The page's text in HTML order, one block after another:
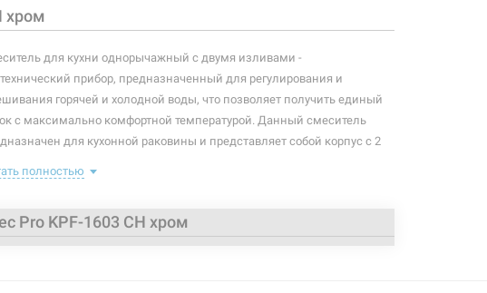
хром
для кухни однорычажный с двумя изливами -
прибор, предназначенный для регулирования и
горячей и холодной воды, что позволяет получить единый
с максимально комфортной температурой. Данный смеситель
для кухонной раковины и представляет собой корпус с 2
"запоминать" температуру воды, использовавшуюся
общая высота: 628 мм
полностью
Pro KPF-1603 CH хром